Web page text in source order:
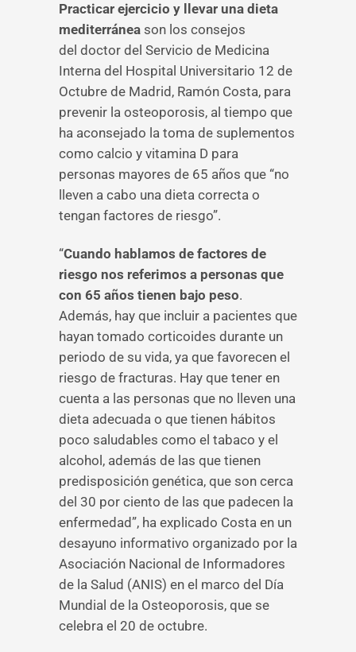
Practicar ejercicio y llevar una dieta
mediterránea son los consejos
del doctor del Servicio de Medicina
Interna del Hospital Universitario 12 de
Octubre de Madrid, Ramón Costa, para
prevenir la osteoporosis, al tiempo que
ha aconsejado la toma de suplementos
como calcio y vitamina D para
personas mayores de 65 años que “no
lleven a cabo una dieta correcta o
tengan factores de riesgo”.
“Cuando hablamos de factores de
riesgo nos referimos a personas que
con 65 años tienen bajo peso.
Además, hay que incluir a pacientes que
hayan tomado corticoides durante un
periodo de su vida, ya que favorecen el
riesgo de fracturas. Hay que tener en
cuenta a las personas que no lleven una
dieta adecuada o que tienen hábitos
poco saludables como el tabaco y el
alcohol, además de las que tienen
predisposición genética, que son cerca
del 30 por ciento de las que padecen la
enfermedad”, ha explicado Costa en un
desayuno informativo organizado por la
Asociación Nacional de Informadores
de la Salud (ANIS) en el marco del Día
Mundial de la Osteoporosis, que se
celebra el 20 de octubre.